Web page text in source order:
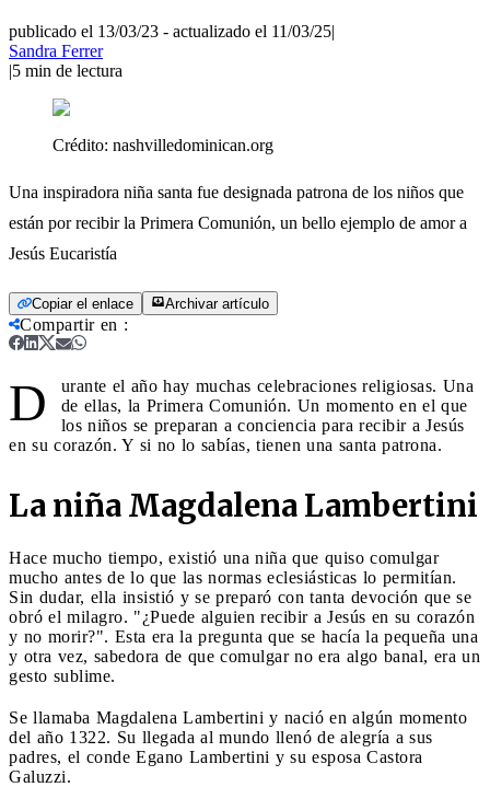
publicado el 13/03/23 - actualizado el 11/03/25|
Sandra Ferrer
|5 min de lectura
Crédito: nashvilledominican.org
Una inspiradora niña santa fue designada patrona de los niños que
están por recibir la Primera Comunión, un bello ejemplo de amor a
Jesús Eucaristía
Copiar el enlace Archivar artículo
Compartir en :
D
urante el año hay muchas celebraciones religiosas. Una
de ellas, la Primera Comunión. Un momento en el que
los niños se preparan a conciencia para recibir a Jesús
en su corazón. Y si no lo sabías, tienen una santa patrona.
La niña Magdalena Lambertini
Hace mucho tiempo, existió una niña que quiso comulgar
mucho antes de lo que las normas eclesiásticas lo permitían.
Sin dudar, ella insistió y se preparó con tanta devoción que se
obró el milagro. "¿Puede alguien recibir a Jesús en su corazón
y no morir?". Esta era la pregunta que se hacía la pequeña una
y otra vez, sabedora de que comulgar no era algo banal, era un
gesto sublime.
Se llamaba Magdalena Lambertini y nació en algún momento
del año 1322. Su llegada al mundo llenó de alegría a sus
padres, el conde Egano Lambertini y su esposa Castora
Galuzzi.